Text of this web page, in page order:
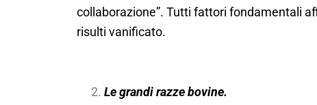
collaborazione”. Tutti fattori fondamentali
risulti vanificato.
Le grandi razze bovine.